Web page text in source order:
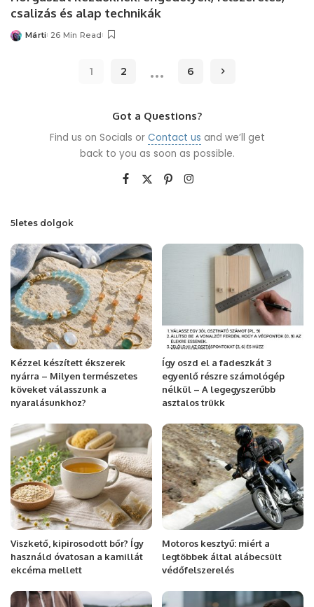
csalizás és alap technikák
Posted
Márti 26 Min Read
1 2 … 6
Got a Questions?
Find us on Socials or Contact us and we’ll get
back to you as soon as possible.
5letes dolgok
Kézzel készített ékszerek
nyárra – Milyen természetes
köveket válasszunk a
nyaralásunkhoz?
Így oszd el a fadeszkát 3
egyenlő részre számológép
nélkül – A legegyszerűbb
asztalos trükk
Viszkető, kipirosodott bőr? Így
használd óvatosan a kamillát
ekcéma mellett
Motoros kesztyű: miért a
legtöbbek által alábecsült
védőfelszerelés